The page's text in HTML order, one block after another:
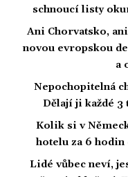
schnoucí listy
Ani Chorvatsko,
novou evropskou
a
Nepochopitelná
Dělají ji každé
Kolik si v
hotelu za 6 hodin
Lidé vůbec neví,